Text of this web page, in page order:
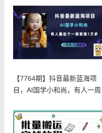
【7764期】抖音最新蓝海项
目，AI国学小和尚，有人一周